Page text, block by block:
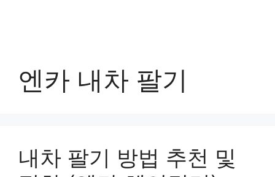
엔카 내차 팔기
내차 팔기 방법 추천 및